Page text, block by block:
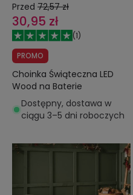
Przed 72,57 zł
30,95 zł
(1)
PROMO
Choinka Świąteczna LED
Wood na Baterie
Dostępny, dostawa w
ciągu 3–5 dni roboczych